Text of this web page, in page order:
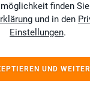
finden
und in den
Einstellungen.
UND WEITER